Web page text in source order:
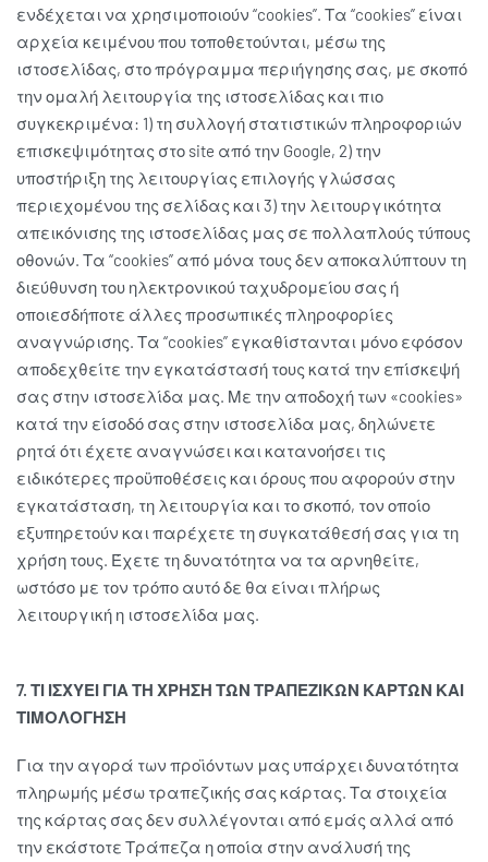
ενδέχεται να χρησιμοποιούν “cookies”. Τα “cookies” είναι
αρχεία κειμένου που τοποθετούνται, μέσω της
ιστοσελίδας, στο πρόγραμμα περιήγησης σας, με σκοπό
την ομαλή λειτουργία της ιστοσελίδας και πιο
συγκεκριμένα: 1) τη συλλογή στατιστικών πληροφοριών
επισκεψιμότητας στο site από την Google, 2) την
υποστήριξη της λειτουργίας επιλογής γλώσσας
περιεχομένου της σελίδας και 3) την λειτουργικότητα
απεικόνισης της ιστοσελίδας μας σε πολλαπλούς τύπους
οθονών. Τα “cookies” από μόνα τους δεν αποκαλύπτουν τη
διεύθυνση του ηλεκτρονικού ταχυδρομείου σας ή
οποιεσδήποτε άλλες προσωπικές πληροφορίες
αναγνώρισης. Τα “cookies” εγκαθίστανται μόνο εφόσον
αποδεχθείτε την εγκατάστασή τους κατά την επίσκεψή
σας στην ιστοσελίδα μας. Με την αποδοχή των «cookies»
κατά την είσοδό σας στην ιστοσελίδα μας, δηλώνετε
ρητά ότι έχετε αναγνώσει και κατανοήσει τις
ειδικότερες προϋποθέσεις και όρους που αφορούν στην
εγκατάσταση, τη λειτουργία και το σκοπό, τον οποίο
εξυπηρετούν και παρέχετε τη συγκατάθεσή σας για τη
χρήση τους. Έχετε τη δυνατότητα να τα αρνηθείτε,
ωστόσο με τον τρόπο αυτό δε θα είναι πλήρως
λειτουργική η ιστοσελίδα μας.
7. ΤΙ ΙΣΧΥΕΙ ΓΙΑ ΤΗ ΧΡΗΣΗ ΤΩΝ ΤΡΑΠΕΖΙΚΩΝ ΚΑΡΤΩΝ ΚΑΙ
ΤΙΜΟΛΟΓΗΣΗ
Για την αγορά των προϊόντων μας υπάρχει δυνατότητα
πληρωμής μέσω τραπεζικής σας κάρτας. Τα στοιχεία
της κάρτας σας δεν συλλέγονται από εμάς αλλά από
την εκάστοτε Τράπεζα η οποία στην ανάλυσή της